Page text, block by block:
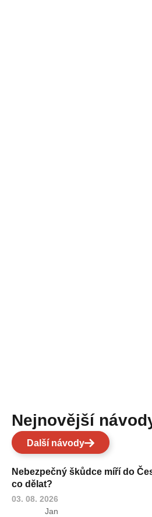
Nejnovější
Další návody
Nebezpečný škůdce míří do
co dělat?
03. 08. 2026
Jan